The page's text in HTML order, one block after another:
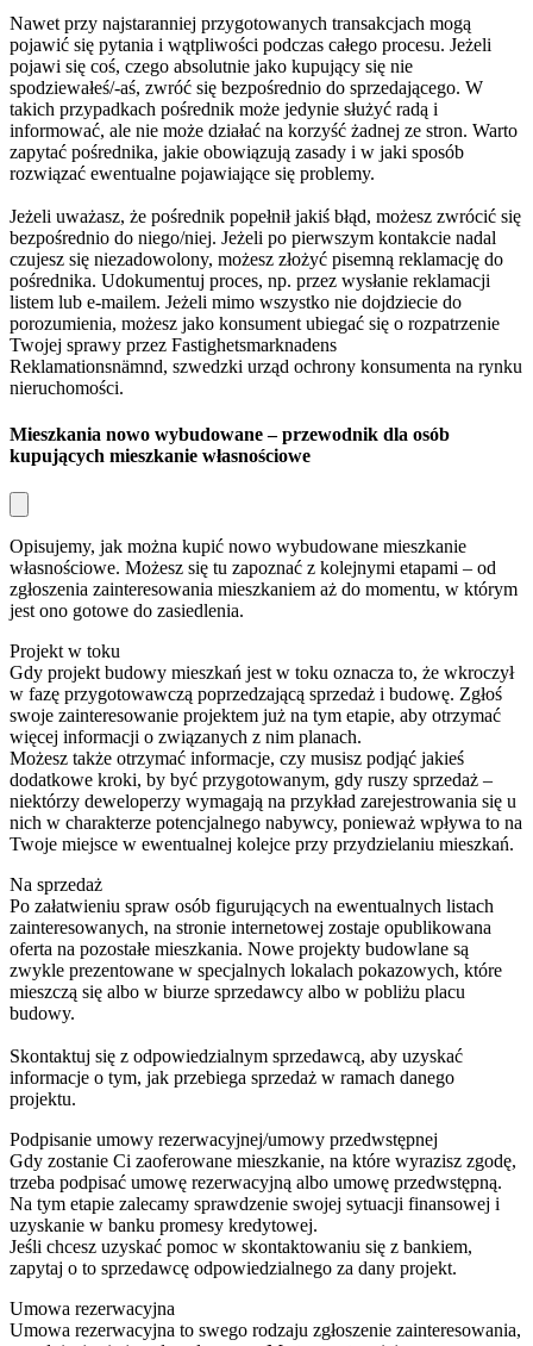
Nawet przy najstaranniej przygotowanych transakcjach mogą
pojawić się pytania i wątpliwości podczas całego procesu. Jeżeli
pojawi się coś, czego absolutnie jako kupujący się nie
spodziewałeś/-aś, zwróć się bezpośrednio do sprzedającego. W
takich przypadkach pośrednik może jedynie służyć radą i
informować, ale nie może działać na korzyść żadnej ze stron. Warto
zapytać pośrednika, jakie obowiązują zasady i w jaki sposób
rozwiązać ewentualne pojawiające się problemy.
Jeżeli uważasz, że pośrednik popełnił jakiś błąd, możesz zwrócić się
bezpośrednio do niego/niej. Jeżeli po pierwszym kontakcie nadal
czujesz się niezadowolony, możesz złożyć pisemną reklamację do
pośrednika. Udokumentuj proces, np. przez wysłanie reklamacji
listem lub e-mailem. Jeżeli mimo wszystko nie dojdziecie do
porozumienia, możesz jako konsument ubiegać się o rozpatrzenie
Twojej sprawy przez Fastighetsmarknadens
Reklamationsnämnd, szwedzki urząd ochrony konsumenta na rynku
nieruchomości.
Mieszkania nowo wybudowane – przewodnik dla osób
kupujących mieszkanie własnościowe
Opisujemy, jak można kupić nowo wybudowane mieszkanie
własnościowe. Możesz się tu zapoznać z kolejnymi etapami – od
zgłoszenia zainteresowania mieszkaniem aż do momentu, w którym
jest ono gotowe do zasiedlenia.
Projekt w toku
Gdy projekt budowy mieszkań jest w toku oznacza to, że wkroczył
w fazę przygotowawczą poprzedzającą sprzedaż i budowę. Zgłoś
swoje zainteresowanie projektem już na tym etapie, aby otrzymać
więcej informacji o związanych z nim planach.
Możesz także otrzymać informacje, czy musisz podjąć jakieś
dodatkowe kroki, by być przygotowanym, gdy ruszy sprzedaż –
niektórzy deweloperzy wymagają na przykład zarejestrowania się u
nich w charakterze potencjalnego nabywcy, ponieważ wpływa to na
Twoje miejsce w ewentualnej kolejce przy przydzielaniu mieszkań.
Na sprzedaż
Po załatwieniu spraw osób figurujących na ewentualnych listach
zainteresowanych, na stronie internetowej zostaje opublikowana
oferta na pozostałe mieszkania. Nowe projekty budowlane są
zwykle prezentowane w specjalnych lokalach pokazowych, które
mieszczą się albo w biurze sprzedawcy albo w pobliżu placu
budowy.
Skontaktuj się z odpowiedzialnym sprzedawcą, aby uzyskać
informacje o tym, jak przebiega sprzedaż w ramach danego
projektu.
Podpisanie umowy rezerwacyjnej/umowy przedwstępnej
Gdy zostanie Ci zaoferowane mieszkanie, na które wyrazisz zgodę,
trzeba podpisać umowę rezerwacyjną albo umowę przedwstępną.
Na tym etapie zalecamy sprawdzenie swojej sytuacji finansowej i
uzyskanie w banku promesy kredytowej.
Jeśli chcesz uzyskać pomoc w skontaktowaniu się z bankiem,
zapytaj o to sprzedawcę odpowiedzialnego za dany projekt.
Umowa rezerwacyjna
Umowa rezerwacyjna to swego rodzaju zgłoszenie zainteresowania,